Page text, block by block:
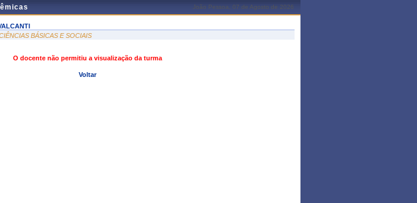
João Pessoa, 07 de Agosto de 2026
BÁSICAS E SOCIAIS
O docente não permitiu a visualização da turma
Voltar